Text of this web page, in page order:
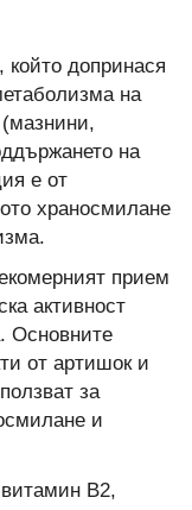
който допринася
на
на
е от
храносмилане
прием
активност
Основните
от артишок и
за
и
В2,